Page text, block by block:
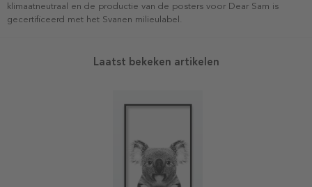
klimaatneutraal en de productie van de posters voor Dear Sam is
gecertificeerd met het Svanen milieulabel.
Laatst bekeken artikelen